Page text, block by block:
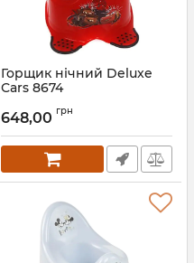
Горщик нічний Deluxe
Сars 8674
648,00 грн